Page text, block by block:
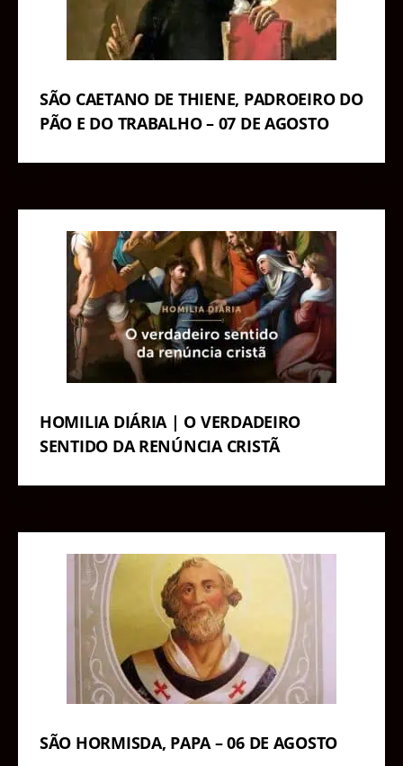
SÃO CAETANO DE THIENE, PADROEIRO DO
PÃO E DO TRABALHO – 07 DE AGOSTO
HOMILIA DIÁRIA | O VERDADEIRO
SENTIDO DA RENÚNCIA CRISTÃ
SÃO HORMISDA, PAPA – 06 DE AGOSTO